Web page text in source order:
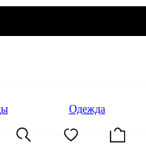
Одежда